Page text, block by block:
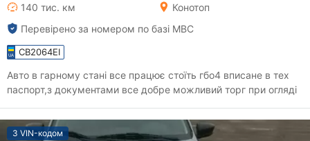
140 тис. км
Конотоп
Перевірено за номером по базі МВС
CB2064EI
Авто в гарному стані все працює стоїть гбо4 вписане в тех
паспорт,з документами все добре можливий торг при огляді
З VIN-кодом